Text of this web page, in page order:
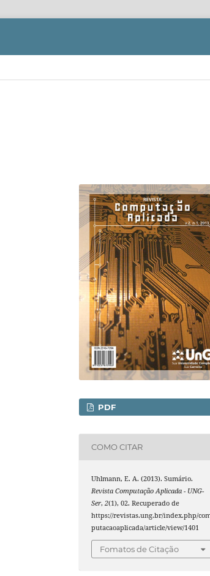
PDF
COMO CITAR
Uhlmann, E. A. (2013). Sumário.
Revista Computação Aplicada - UNG-
Ser,2(1), 02. Recuperado de
https://revistas.ung.br/index.php/
putacaoaplicada/article/view/1401
Fomatos de Citação